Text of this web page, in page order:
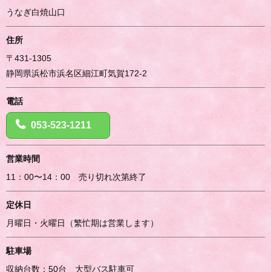
うなぎ白焼山口
住所
〒431-1305
静岡県浜松市浜名区細江町気賀172-2
電話
053-523-1211
営業時間
11：00〜14：00 売り切れ次第終了
定休日
月曜日・火曜日（繁忙期は営業します）
駐車場
収納台数：50台 大型バス駐車可